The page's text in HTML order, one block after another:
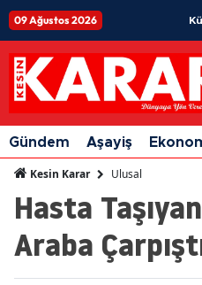
09 Ağustos 2026
Gündem Aşayiş
Kesin Karar Ulusal
Hasta
Araba